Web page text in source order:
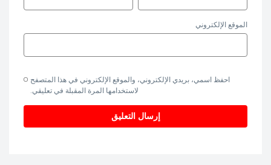
الموقع الإلكتروني
احفظ اسمي، بريدي الإلكتروني، والموقع الإلكتروني في هذا المتصفح
لاستخدامها المرة المقبلة في تعليقي.